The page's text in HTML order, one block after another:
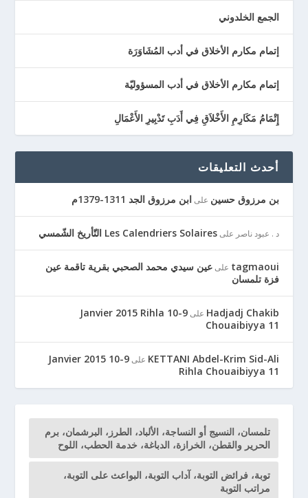
الجمع الخلدوني
إتمام مكارم الأخلاق في أدب المُشَاوَرَة
إتمام مكارم الأخلاق في أدب المسؤوليّة
إِتْمَامُ مَكَارِمِ الأَخْلاَقِ فِي أَدَبِ تَدْبِيرِ الأَعْمَالِ
أحدث التعليقات
بن مرزوق حسين على ابن مرزوق الجد 1311-1379م
د . عبود ناصر علىLes Calendriers Solaires التّأريخ الشّمسي
tagmaoui علىعين سيدي محمد الصحبي بقرية تاقمة عين
فزة تلمسان
Hadjadj Chakib على
9-10 Janvier 2015 Rihla
Chouaibiyya 11
KETTANI Abdel-Krim Sid-Ali على
9-10 Janvier 2015
Rihla Chouaibiyya 11
تلمسان، النسيج أو النساجة، الألباد، الطرز، البرشمان، برم
الحرير والقطن، الخرازة، الدباغة، خدمة الحطب، اللوح
توبة، فرائض التوبة، آداب التوبة، البواعث على التوبة،
مراتب التوبة